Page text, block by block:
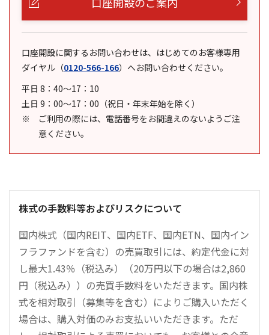
口座開設に関するお問い合わせは、はじめてのお客様専用
ダイヤル （0120-566-166） へお問い合わせください。
平日 8：40～17：10
土日 9：00～17：00（祝日・年末年始を除く）
ご利用の際には、電話番号をお間違えのないようご注
意ください。
株式の手数料等およびリスクについて
国内株式（国内REIT、国内ETF、国内ETN、国内イン
フラファンドを含む）の売買取引には、約定代金に対
し最大1.43％（税込み）（20万円以下の場合は2,860
円（税込み））の売買手数料をいただきます。国内株
式を相対取引（募集等を含む）によりご購入いただく
場合は、購入対価のみお支払いいただきます。ただ